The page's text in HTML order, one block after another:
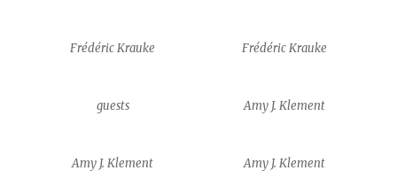
Frédéric Krauke Frédéric Krauke
guests Amy J. Klement
Amy J. Klement Amy J. Klement